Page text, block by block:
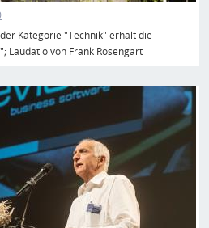
Kategorie "Technik" erhält die
Laudatio von Frank Rosengart